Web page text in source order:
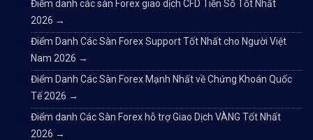
Điểm danh các sàn Forex giao dịch CFD Tiền Số Tốt Nhất
2026 →
Điểm Danh Các Sàn Forex Support Tốt Nhất cho Người Việt
Nam 2026 →
Điểm Danh Các Sàn Forex Mạnh Nhất về Chứng Khoán Quốc
Tế 2026 →
Điểm danh Các Sàn Forex hỗ trợ Giao Dịch VÀNG Tốt Nhất
2026 →